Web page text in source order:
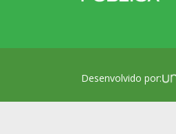
Desenvolvido por: